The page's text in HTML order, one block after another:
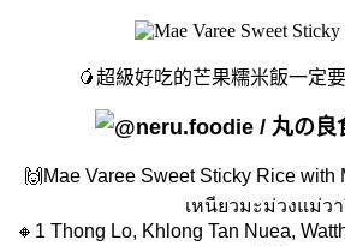
🥭超級好吃的芒果糯米飯一定
🙌 Mae Varee Sweet Sticky Rice with
เหนียวมะม่วงแม่ว
🔸1 Thong Lo, Khlong Tan Nuea,